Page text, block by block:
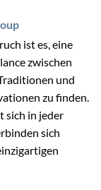
ist es, eine
zwischen
und
zu finden.
sich in jeder
sich